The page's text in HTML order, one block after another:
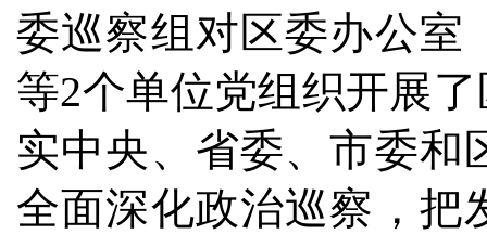
委巡察组对区委办公室
等2个单位党组织开展
实中央、省委、市委和
全面深化政治巡察，把